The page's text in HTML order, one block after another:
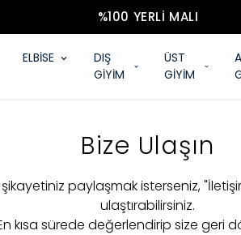
%100 YERLI MALI
ELBİSE
DIŞ
GİYİM
ÜST
GİYİM
Bize Ulaşın
paylaşmak isterseniz,
ulaştırabilirsiniz.
kısa sürede değerlendirip size geri